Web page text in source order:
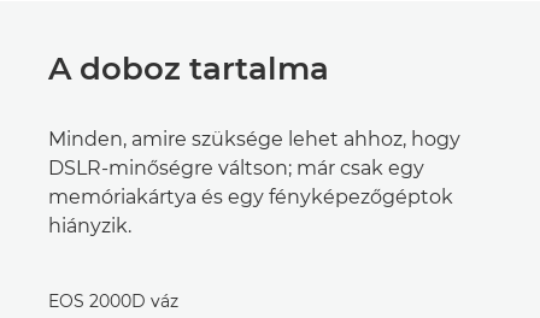
A doboz tartalma
Minden, amire szüksége lehet ahhoz, hogy
DSLR-minőségre váltson; már csak egy
memóriakártya és egy fényképezőgéptok
hiányzik.
EOS 2000D váz